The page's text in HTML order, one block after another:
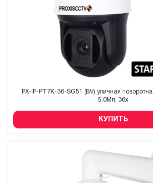
PX-IP-PT7K-36-SG51 (BV) уличная
5.0Мп, 36x
КУПИТЬ